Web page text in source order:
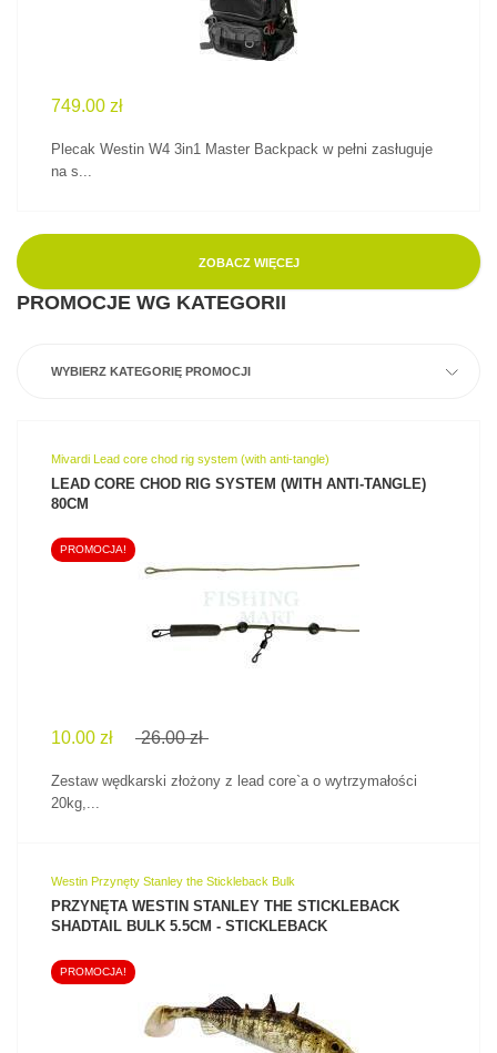
749.00 zł
Plecak Westin W4 3in1 Master Backpack w pełni zasługuje
na s...
ZOBACZ WIĘCEJ
PROMOCJE WG KATEGORII
WYBIERZ KATEGORIĘ PROMOCJI
Mivardi Lead core chod rig system (with anti-tangle)
LEAD CORE CHOD RIG SYSTEM (WITH ANTI-TANGLE)
80CM
ZOBACZ PRODUKT
PROMOCJA!
10.00 zł 26.00 zł
Zestaw wędkarski złożony z lead core`a o wytrzymałości
20kg,...
Westin Przynęty Stanley the Stickleback Bulk
PRZYNĘTA WESTIN STANLEY THE STICKLEBACK
SHADTAIL BULK 5.5CM - STICKLEBACK
ZOBACZ PRODUKT
PROMOCJA!